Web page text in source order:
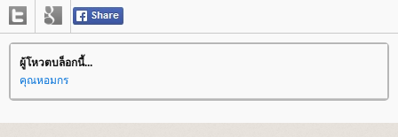
ผู้โหวตบล็อกนี้...
คุณหอมกร